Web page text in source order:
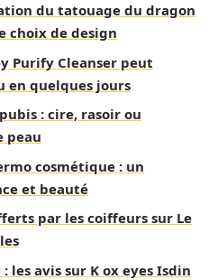
du tatouage du dragon
choix de design
Purify Cleanser peut
en quelques jours
: cire, rasoir ou
peau
cosmétique : un
et beauté
par les coiffeurs sur Le
les avis sur K ox eyes Isdin